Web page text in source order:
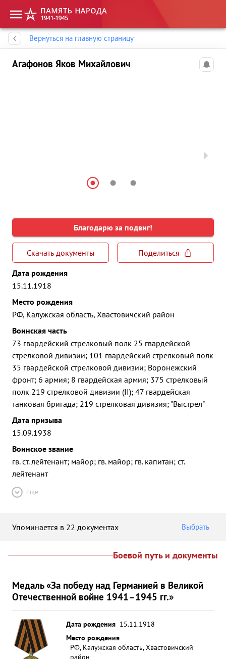
Вернуться на главную страницу
Агафонов Яков Михайлович
Благодарю за подвиг!
Скачать документы
Поделиться
Дата рождения
15.11.1918
Место рождения
РФ, Калужская область, Хвастовичский район
Воинская часть
73 гвардейский стрелковый полк 25 гвардейской
стрелковой дивизии; 101 гвардейский стрелковый полк
35 гвардейской стрелковой дивизии; Воронежский
фронт; 6 армия; 8 гвардейская армия; 375 стрелковый
полк 219 стрелковой дивизии (II); 47 гвардейская
танковая бригада; 219 стрелковая дивизия; "Выстрел"
Дата призыва
15.09.1938
Воинское звание
гв. ст. лейтенант; майор; гв. майор; гв. капитан; ст.
лейтенант
Ещё
Упоминается в 22 документах Выбрать
Боевой путь и документы
Медаль «За победу над Германией в Великой
Отечественной войне 1941–1945 гг.»
Дата рождения 15.11.1918
Место рождения
РФ, Калужская область, Хвастовичский
район
Память народа